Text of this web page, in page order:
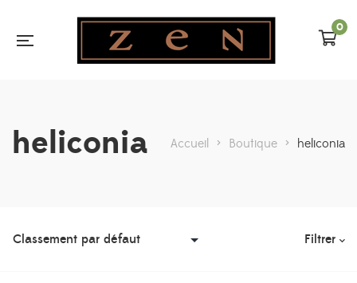
0
heliconia Accueil > Boutique > heliconia
Filtrer